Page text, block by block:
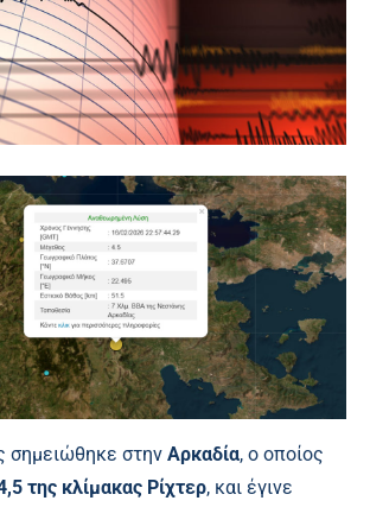
σημειώθηκε στην Αρκαδία, ο οποίος
της κλίμακας Ρίχτερ, και έγινε